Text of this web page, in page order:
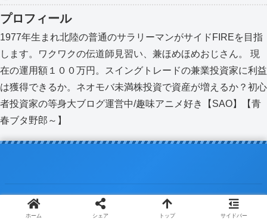
プロフィール
1977年生まれ北陸の普通のサラリーマンがサイドFIREを目指
します。ワクワクの伝道師見習い、兼ほめほめおじさん。 現
在の運用額１００万円。スイングトレードの兼業投資家に利益
は獲得できるか。ネオモバ未満株投資で資産が増えるか？初心
者投資家の等身大ブログ運営中/趣味アニメ好き【SAO】【青
春ブタ野郎～】
© 2020 おこづかいサラリーマンの株式投資入門 北陸編.
ホーム シェア トップ サイドバー